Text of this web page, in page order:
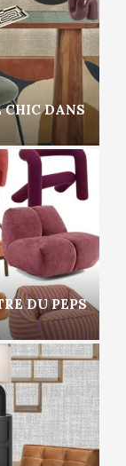
CHIC DANS
DU PEPS